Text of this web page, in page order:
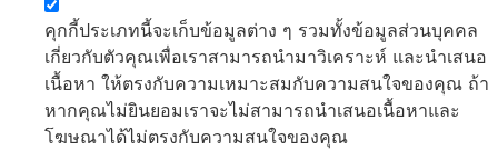
คุกกี้ประเภทนี้จะเก็บข้อมูลต่าง ๆ รวมทั้งข้อมูลส่วนบุคคล
เกี่ยวกับตัวคุณเพื่อเราสามารถนำมาวิเคราะห์ และนำเสนอ
เนื้อหา ให้ตรงกับความเหมาะสมกับความสนใจของคุณ ถ้า
หากคุณไม่ยินยอมเราจะไม่สามารถนำเสนอเนื้อหาและ
โฆษณาได้ไม่ตรงกับความสนใจของคุณ